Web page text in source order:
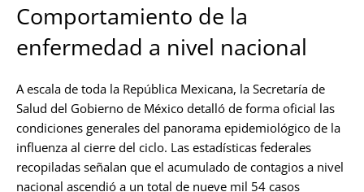
Comportamiento de la
enfermedad a nivel nacional
A escala de toda la República Mexicana, la Secretaría de
Salud del Gobierno de México detalló de forma oficial las
condiciones generales del panorama epidemiológico de la
influenza al cierre del ciclo. Las estadísticas federales
recopiladas señalan que el acumulado de contagios a nivel
nacional ascendió a un total de nueve mil 54 casos